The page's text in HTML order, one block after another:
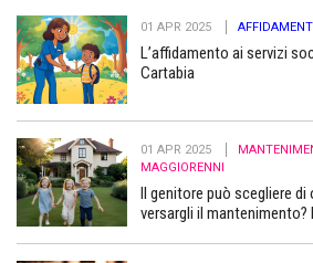
01 APR 2025
L’affidamento ai servizi
Cartabia
01 APR 2025
MAGGIORENNI
Il genitore può scegliere
versargli il